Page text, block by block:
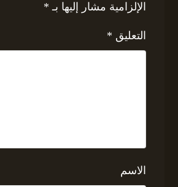
الإلزامية مشار إليها بـ *
التعليق *
الاسم